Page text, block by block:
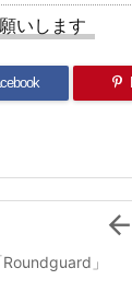
いします
」
